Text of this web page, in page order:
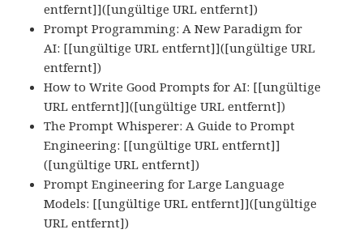
entfernt]]([ungültige URL entfernt])
Prompt Programming: A New Paradigm for
AI: [[ungültige URL entfernt]]([ungültige URL
entfernt])
How to Write Good Prompts for AI: [[ungültige
URL entfernt]]([ungültige URL entfernt])
The Prompt Whisperer: A Guide to Prompt
Engineering: [[ungültige URL entfernt]]
([ungültige URL entfernt])
Prompt Engineering for Large Language
Models: [[ungültige URL entfernt]]([ungültige
URL entfernt])